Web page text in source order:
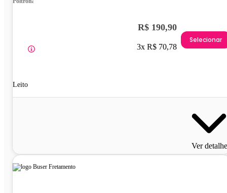
Leito
R$ 190,90
3x R$ 70,78
Selecionar
Ver